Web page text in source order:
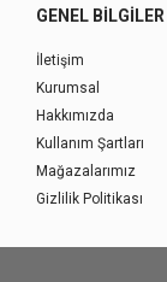
GENEL BILGILER
İletişim
Kurumsal
Hakkımızda
Kullanım Şartları
Mağazalarımız
Gizlilik Politikası